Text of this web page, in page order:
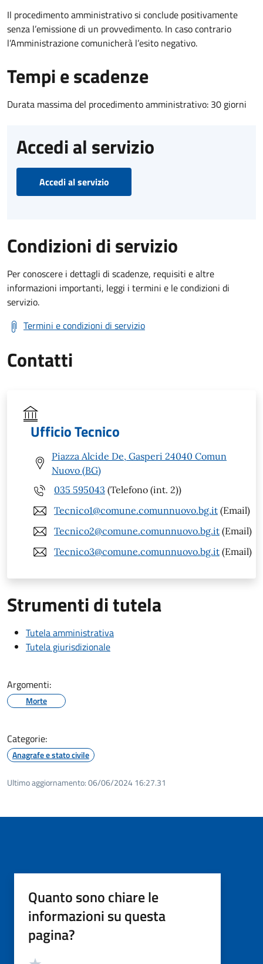
Il procedimento amministrativo si conclude positivamente
senza l’emissione di un provvedimento. In caso contrario
l’Amministrazione comunicherà l’esito negativo.
Tempi e scadenze
Durata massima del procedimento amministrativo: 30 giorni
Accedi al servizio
Accedi al servizio
Condizioni di servizio
Per conoscere i dettagli di scadenze, requisiti e altre
informazioni importanti, leggi i termini e le condizioni di
servizio.
Termini e condizioni di servizio
Contatti
Ufficio Tecnico
Piazza Alcide De, Gasperi 24040 Comun
Nuovo (BG)
035 595043 (Telefono (int. 2))
Tecnico1@comune.comunnuovo.bg.it (Email)
Tecnico2@comune.comunnuovo.bg.it (Email)
Tecnico3@comune.comunnuovo.bg.it (Email)
Strumenti di tutela
Tutela amministrativa
Tutela giurisdizionale
Argomenti:
Morte
Categorie:
Anagrafe e stato civile
Ultimo aggiornamento:06/06/2024 16:27.31
Quanto sono chiare le
informazioni su questa
pagina?
Valutazione